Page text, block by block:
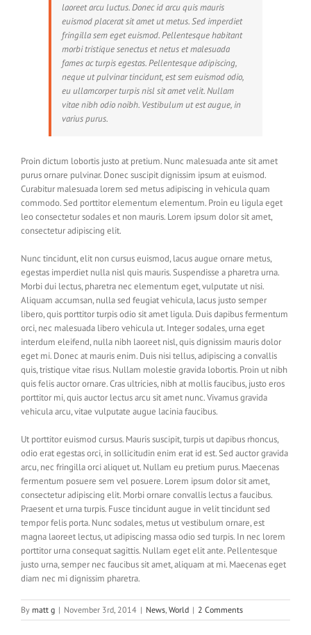
laoreet arcu luctus. Donec id arcu quis mauris
euismod placerat sit amet ut metus. Sed imperdiet
fringilla sem eget euismod. Pellentesque habitant
morbi tristique senectus et netus et malesuada
fames ac turpis egestas. Pellentesque adipiscing,
neque ut pulvinar tincidunt, est sem euismod odio,
eu ullamcorper turpis nisl sit amet velit. Nullam
vitae nibh odio noibh. Vestibulum ut est augue, in
varius purus.
Proin dictum lobortis justo at pretium. Nunc malesuada ante sit amet
purus ornare pulvinar. Donec suscipit dignissim ipsum at euismod.
Curabitur malesuada lorem sed metus adipiscing in vehicula quam
commodo. Sed porttitor elementum elementum. Proin eu ligula eget
leo consectetur sodales et non mauris. Lorem ipsum dolor sit amet,
consectetur adipiscing elit.
Nunc tincidunt, elit non cursus euismod, lacus augue ornare metus,
egestas imperdiet nulla nisl quis mauris. Suspendisse a pharetra urna.
Morbi dui lectus, pharetra nec elementum eget, vulputate ut nisi.
Aliquam accumsan, nulla sed feugiat vehicula, lacus justo semper
libero, quis porttitor turpis odio sit amet ligula. Duis dapibus fermentum
orci, nec malesuada libero vehicula ut. Integer sodales, urna eget
interdum eleifend, nulla nibh laoreet nisl, quis dignissim mauris dolor
eget mi. Donec at mauris enim. Duis nisi tellus, adipiscing a convallis
quis, tristique vitae risus. Nullam molestie gravida lobortis. Proin ut nibh
quis felis auctor ornare. Cras ultricies, nibh at mollis faucibus, justo eros
porttitor mi, quis auctor lectus arcu sit amet nunc. Vivamus gravida
vehicula arcu, vitae vulputate augue lacinia faucibus.
Ut porttitor euismod cursus. Mauris suscipit, turpis ut dapibus rhoncus,
odio erat egestas orci, in sollicitudin enim erat id est. Sed auctor gravida
arcu, nec fringilla orci aliquet ut. Nullam eu pretium purus. Maecenas
fermentum posuere sem vel posuere. Lorem ipsum dolor sit amet,
consectetur adipiscing elit. Morbi ornare convallis lectus a faucibus.
Praesent et urna turpis. Fusce tincidunt augue in velit tincidunt sed
tempor felis porta. Nunc sodales, metus ut vestibulum ornare, est
magna laoreet lectus, ut adipiscing massa odio sed turpis. In nec lorem
porttitor urna consequat sagittis. Nullam eget elit ante. Pellentesque
justo urna, semper nec faucibus sit amet, aliquam at mi. Maecenas eget
diam nec mi dignissim pharetra.
By matt g | November 3rd, 2014 | News, World | 2 Comments